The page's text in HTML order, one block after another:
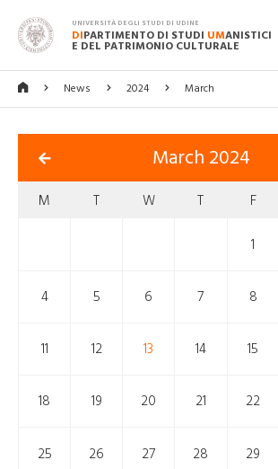
UNIVERSITÀ DEGLI STUDI DI UDINE
DIPARTIMENTO DI STUDI UMANISTICI
E DEL PATRIMONIO CULTURALE
News 2024 March
March 2024
M T W T F
1
4 5 6 7 8
11 12 13 14 15
18 19 20 21 22
25 26 27 28 29